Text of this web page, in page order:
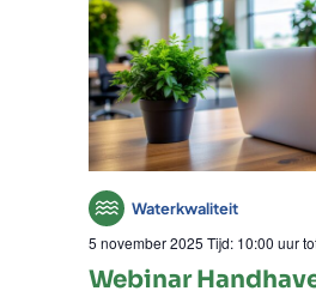
Waterkwaliteit
Webinar
5 november 2025 Tijd: 10:00 uur